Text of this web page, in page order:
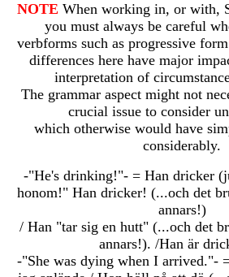
NOTE When working in, or with,
you must always be careful
verbforms such as progressive
differences here have major
interpretation of
The grammar aspect might not
crucial issue to consider
which otherwise would have
considerably.
-"He's drinking!"- = Han dricker
honom!" Han dricker! (...och det
annars!)
/ Han "tar sig en hutt" (...och det
annars!). /Han är
-"She was dying when I arrived."-